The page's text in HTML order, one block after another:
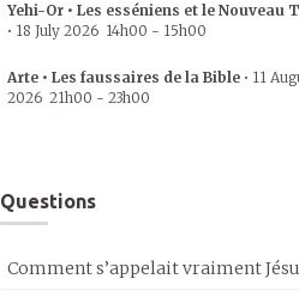
Yehi-Or • Les esséniens et le Nouveau
• 18 July 2026 14h00 - 15h00
Arte • Les faussaires de la Bible • 11
2026 21h00 - 23h00
Questions
Comment s’appelait vraiment